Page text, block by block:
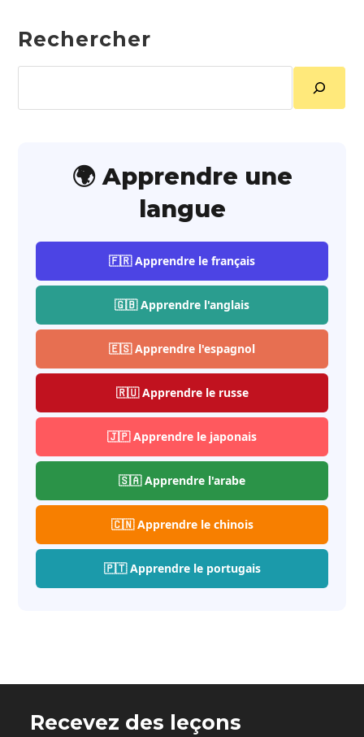
Rechercher
🌍 Apprendre une
langue
🇫🇷 Apprendre le français
🇬🇧 Apprendre l'anglais
🇪🇸 Apprendre l'espagnol
🇷🇺 Apprendre le russe
🇯🇵 Apprendre le japonais
🇸🇦 Apprendre l'arabe
🇨🇳 Apprendre le chinois
🇵🇹 Apprendre le portugais
Recevez des leçons